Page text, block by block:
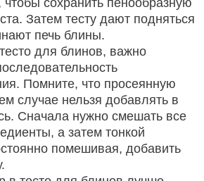
Затем тесту дают подняться
печь блины.
для блинов, важно
Помните, что просеянную
случае нельзя добавлять в
Сначала нужно смешать все
а затем тонкой
помешивая, добавить